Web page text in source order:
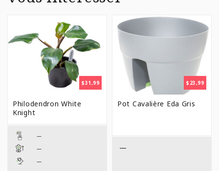
$31,99
Philodendron White
Knight
—
—
—
$ 23,99
Pot Cavalière Eda Gris
—